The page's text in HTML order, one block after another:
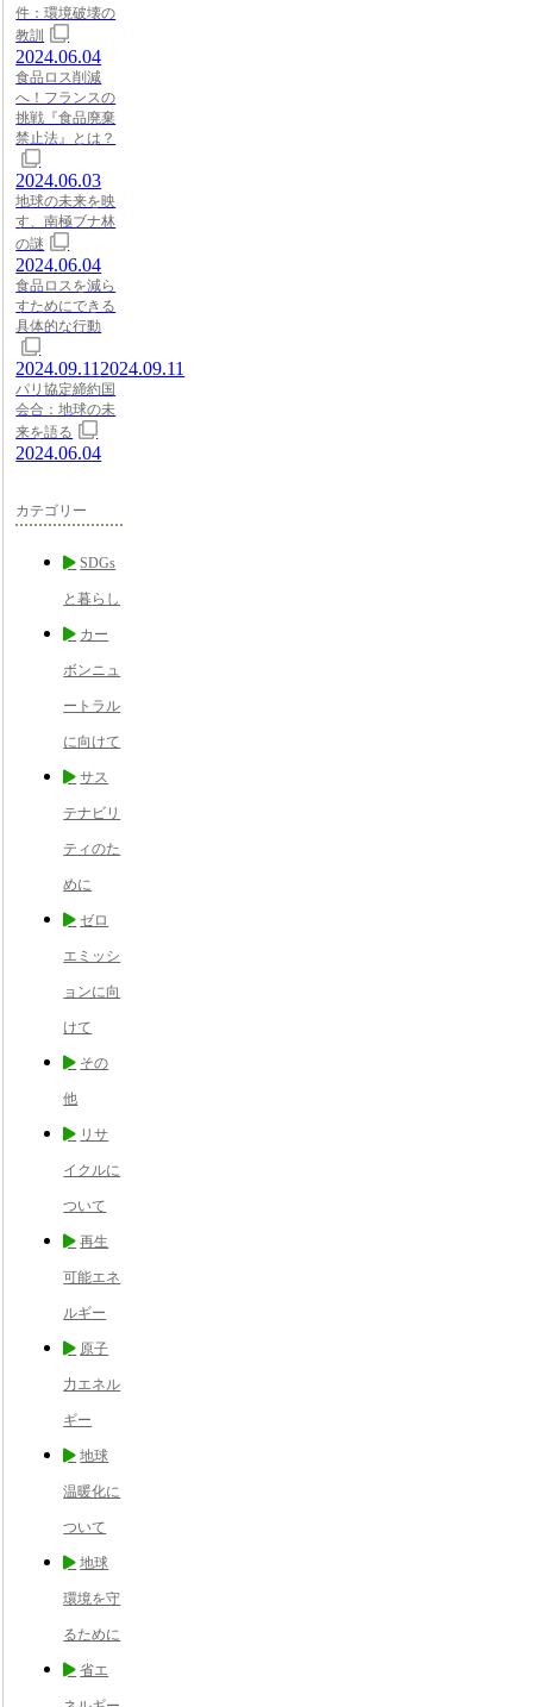
件：環境破壊の
教訓
2024.06.04
食品ロス削減
へ！フランスの
挑戦『食品廃棄
禁止法』とは？
2024.06.03
地球の未来を映
す、南極ブナ林
の謎
2024.06.04
食品ロスを減ら
すためにできる
具体的な行動
2024.09.11 2024.09.11
パリ協定締約国
会合：地球の未
来を語る
2024.06.04
カテゴリー
SDGs
と暮らし
カー
ボンニュ
ートラル
に向けて
サス
テナビリ
ティのた
めに
ゼロ
エミッシ
ョンに向
けて
その
他
リサ
イクルに
ついて
再生
可能エネ
ルギー
原子
力エネル
ギー
地球
温暖化に
ついて
地球
環境を守
るために
省エ